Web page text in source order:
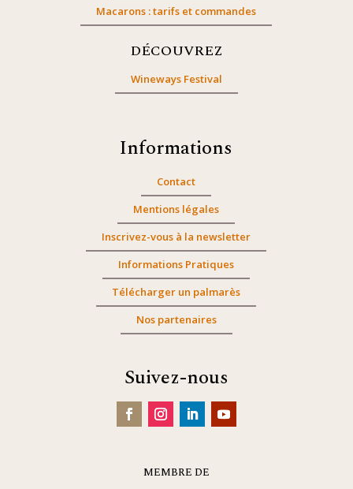
Macarons : tarifs et commandes
DÉCOUVREZ
Wineways Festival
Informations
Contact
Mentions légales
Inscrivez-vous à la newsletter
Informations Pratiques
Télécharger un palmarès
Nos partenaires
Suivez-nous
MEMBRE DE